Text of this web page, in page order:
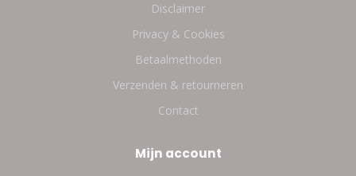
Disclaimer
Privacy & Cookies
Betaalmethoden
Verzenden & retourneren
Contact
Mijn account